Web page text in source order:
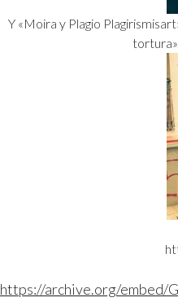
Y «Moira y Plagio
https://archive.org/embed/